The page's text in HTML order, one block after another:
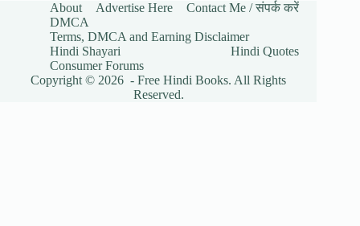
About Advertise Here
Contact Me / संपर्क करें
DMCA
Terms, DMCA and Earning Disclaimer
Hindi Shayari
Hindi Quotes
Consumer Forums
Copyright © 2026 - Free Hindi Books. All Rights
Reserved.